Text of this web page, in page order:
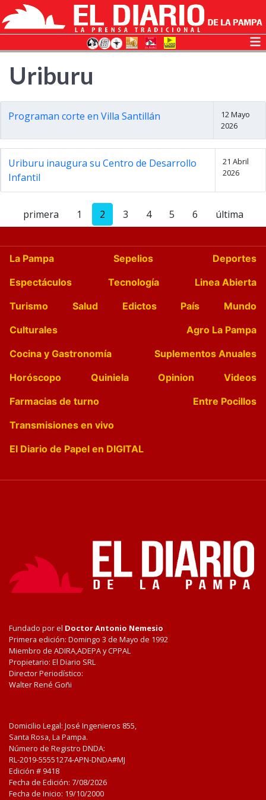
Uriburu
Programan corte en Villa Santillán
12 Mayo
2026
Uriburu inaugura su Centro de Desarrollo
Infantil
21 Abril
2026
primera 1 2 3 4 5 6 última
La Pampa Sepelios
Deportes
Espectáculos
Tecnología
Linea Abierta
Turismo
Salud Edictos País
Mundo
Culturales
Agro La Pampa
Cocina y Gastronomía
Suplementos Anuales
Horóscopo
Quiniela Opinion
Videos
Farmacias de turno
Entre Pocillos
Transmisiones en vivo
El Diario de Papel en DIGITAL
Fundado por el Doctor Antonio Nemesio
Primera edición: Domingo 3 de Mayo de 1992
Miembro de ADIRA,ADEPA y CPPAL
Propietario: El Diario SRL
Director Periodístico:
Walter René Goñi
Domicilio Legal: José Ingenieros 855,
Santa Rosa, La Pampa.
Número de Registro DNDA:
RL-2019-55551274-APN-DNDA#MJ
Edición # 9418
Fecha de Edición: 7/08/2026
Fecha de Inicio: 19/10/2000